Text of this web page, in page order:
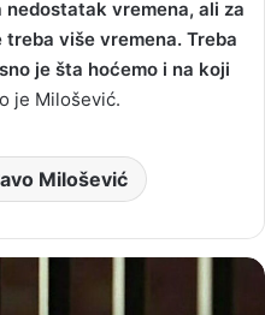
vremena, ali za
više vremena. Treba
je šta hoćemo i na koji
je Milošević.
Milošević